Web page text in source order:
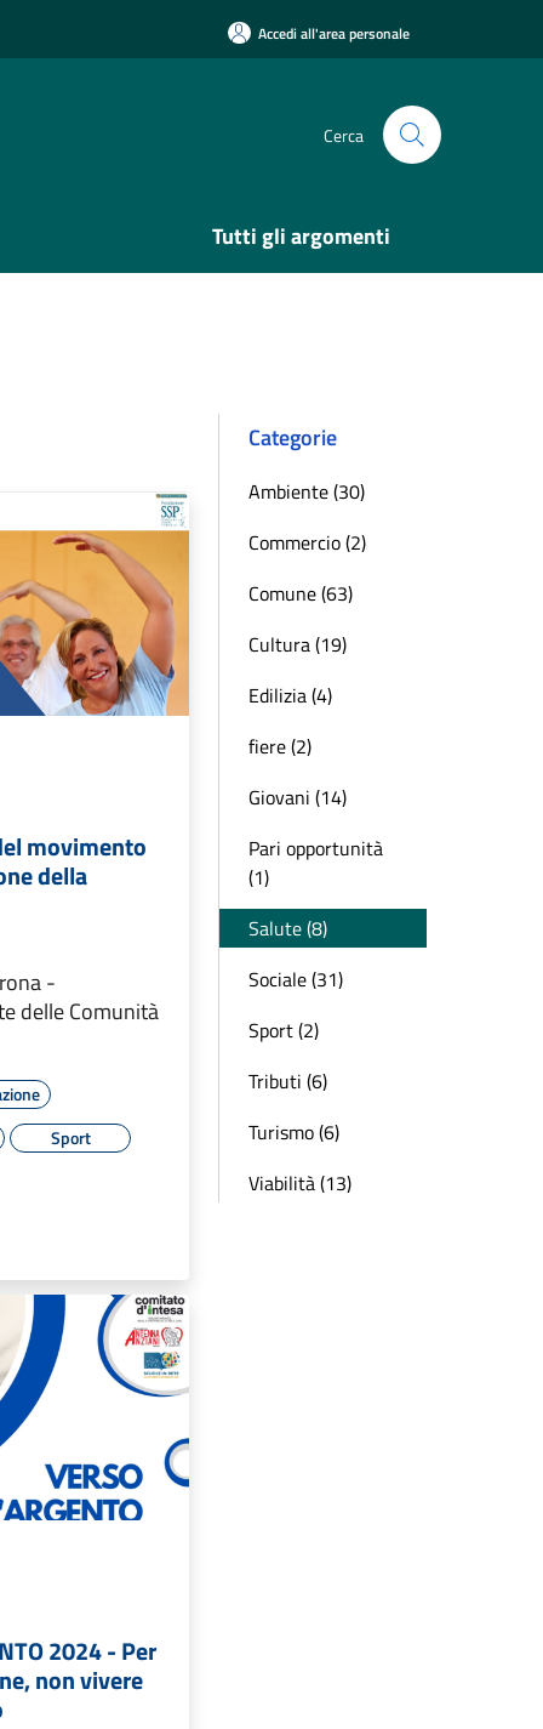
Accedi all'area personale
Cerca
Tutti gli argomenti
movimento
della
-
delle Comunità
Sport
2024 - Per
non vivere
Categorie
Ambiente (30)
Commercio (2)
Comune (63)
Cultura (19)
Edilizia (4)
fiere (2)
Giovani (14)
Pari opportunità
(1)
Salute (8)
Sociale (31)
Sport (2)
Tributi (6)
Turismo (6)
Viabilità (13)